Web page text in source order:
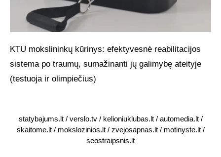
KTU mokslininkų kūrinys: efektyvesnė reabilitacijos
sistema po traumų, sumažinanti jų galimybę ateityje
(testuoja ir olimpiečius)
statybajums.lt/ verslo.tv/ kelioniuklubas.lt/ automedia.lt/
skaitome.lt/ mokslozinios.lt/ zvejosapnas.lt/ motinyste.lt/
seostraipsnis.lt